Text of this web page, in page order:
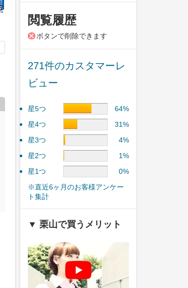
閲覧履歴
ボタンで削除できます
271件のカスタマーレ
ビュー
星5つ
64%
星4つ
31%
星3つ
4%
星2つ
1%
星1つ
0%
※直近6ヶ月のお客様アンケー
ト集計
▼ 栗山で買うメリット